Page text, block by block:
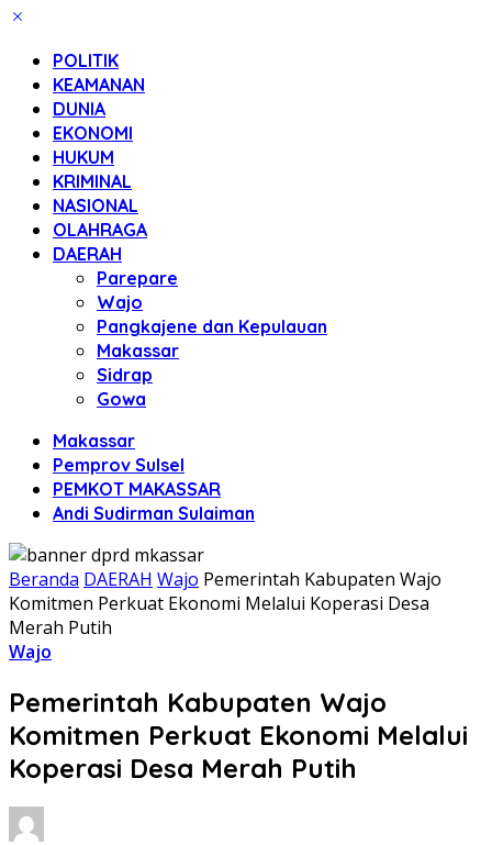
POLITIK
KEAMANAN
DUNIA
EKONOMI
HUKUM
KRIMINAL
NASIONAL
OLAHRAGA
DAERAH
Parepare
Wajo
Pangkajene dan Kepulauan
Makassar
Sidrap
Gowa
Makassar
Pemprov Sulsel
PEMKOT MAKASSAR
Andi Sudirman Sulaiman
Beranda DAERAH Wajo Pemerintah Kabupaten Wajo
Komitmen Perkuat Ekonomi Melalui Koperasi Desa
Merah Putih
Wajo
Pemerintah Kabupaten Wajo
Komitmen Perkuat Ekonomi Melalui
Koperasi Desa Merah Putih